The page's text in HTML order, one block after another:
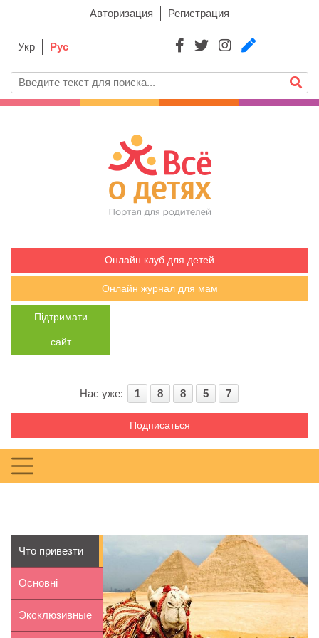
Авторизация Регистрация
Укр Рус
Онлайн клуб для детей
Онлайн журнал для мам
Підтримати
сайт
Нас уже: 1 8 8 5 7
Подписаться
Что привезти
из Египта
Основні
переваги
Эксклюзивные